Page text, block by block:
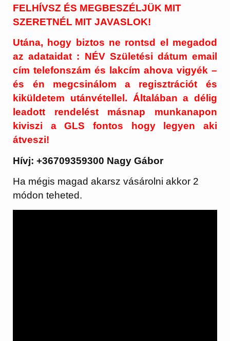
FELHÍVSZ ÉS MEGBESZÉLJÜK MIT
SZERETNÉL MIT JAVASLOK!
Utána, hogy biztos ne rontsd el megadod
az adataidat : NÉV Születési dátum email
cím telefonszám és lakcím ahova vigyék –
és én megcsinálom a regisztrációt és
kiküldetem utánvétellel. Általában a délig
leadott rendelést másnap munkanapon
kiviszi a GLS fontos hogy legyen aki
átveszi!
Hívj: +36709359300 Nagy Gábor
Ha mégis magad akarsz vásárolni akkor 2
módon teheted.